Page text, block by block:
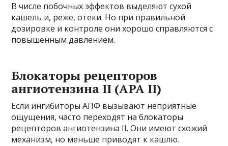
В числе побочных эффектов выделяют сухой
кашель и, реже, отеки. Но при правильной
дозировке и контроле они хорошо справляются с
повышенным давлением.
Блокаторы рецепторов
ангиотензина II (АРА II)
Если ингибиторы АПФ вызывают неприятные
ощущения, часто переходят на блокаторы
рецепторов ангиотензина II. Они имеют схожий
механизм, но меньше приводят к кашлю.